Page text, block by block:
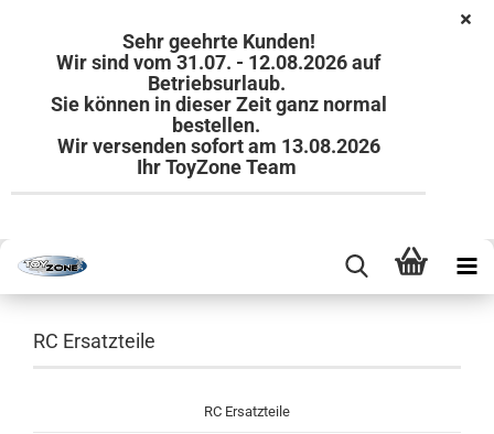
Sehr geehrte Kunden!
Wir sind vom 31.07. - 12.08.2026 auf
Betriebsurlaub.
Sie können in dieser Zeit ganz normal
bestellen.
Wir versenden sofort am 13.08.2026
Ihr ToyZone Team
RC Ersatzteile
RC Ersatzteile